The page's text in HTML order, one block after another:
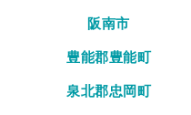
阪南市
豊能郡豊能町
泉北郡忠岡町